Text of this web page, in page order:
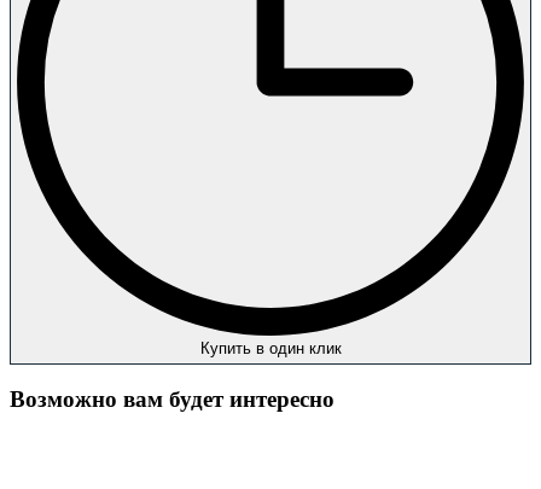
Купить в один клик
Возможно вам будет интересно